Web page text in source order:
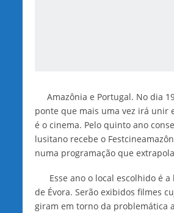
Amazônia e Portugal. No dia
ponte que mais uma vez irá unir
é o cinema. Pelo quinto ano
lusitano recebe o
numa programação que
Esse ano o local escolhido é a
de Évora. Serão exibidos filmes
giram em torno da problemática